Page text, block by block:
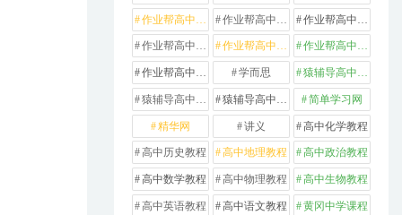
作业帮高中地理 作业帮高中政治 作业帮高中数学
作业帮高中物理 作业帮高中生物 作业帮高中英语
作业帮高中语文 学而思 猿辅导高中数学
猿辅导高中物理 猿辅导高中英语 简单学习网
精华网 讲义 高中化学教程
高中历史教程 高中地理教程 高中政治教程
高中数学教程 高中物理教程 高中生物教程
高中英语教程 高中语文教程 黄冈中学课程